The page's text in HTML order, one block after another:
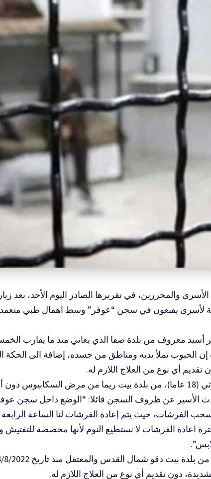
والمحررين، في تقريرها الصادر اليوم الأحد، بعد
لأسرى يقبعون في سجن “عوفر” وسط اهمال طبي متعمد
أسيد معروف من بلدة صفا الذي يعاني منذ ما يقارب
تملأ يديه ومناطق من جسده، إضافة الى الحكة
أي نوع من العلاج اللازم له.
كما يعاني الاسير عطا البرغوثي (18 عاما)، من بلدة بيت ريما من مرض السكابيوس
الأسير عن ظروف السجن قائلا: “الوضع داخل سجن
الفرشات، حيث يتم إعادة الفرشات لنا الساعة
اعادة الفرشات لا نستطيع النوم لأنها مخصصة للتفتيش
دون تقديم أي نوع من العلاج اللازم له.